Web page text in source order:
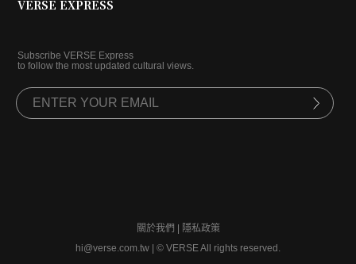
VERSE EXPRESS
Subscribe VERSE Express
to follow the most updated cultural views.
關於我們
隱私政策
hi@verse.com.tw
© VERSE All rights reserved.